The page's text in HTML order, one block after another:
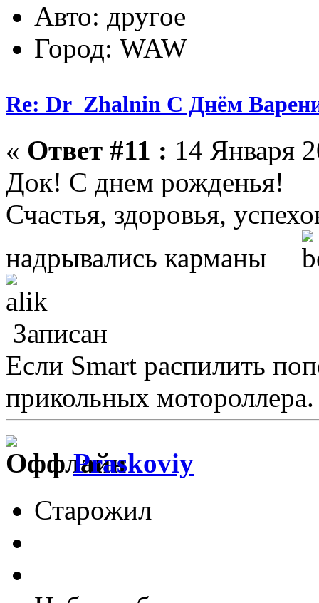
Авто: другое
Город: WAW
Re: Dr_Zhalnin С Днём
« Ответ #11 : 14 Января
Док! С днем рожденья!
Счастья, здоровья,
надрывались карманы
Записан
Если Smart распилить
прикольных мотороллера.
Praskoviy
Старожил